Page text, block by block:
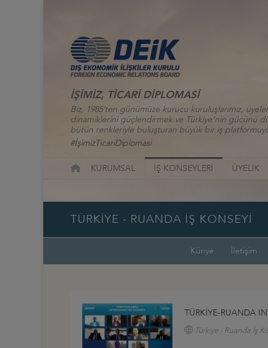
İŞİMİZ, TİCARİ DİPLOMASİ
Biz, 1985’ten günümüze kurucu kuruluşlarımız,
dinamiklerini güçlendirmek ve Türkiye’nin gücünü
bütün renkleriyle buluşturan büyük bir iş
#İşimizTicariDiplomasi
KURUMSAL İŞ KONSEYLERİ ÜYELİK
TÜRKİYE - RUANDA İŞ KONSEYİ
Künye İletişim
TÜRKİYE-RUANDA
Türkiye - Ruanda İş